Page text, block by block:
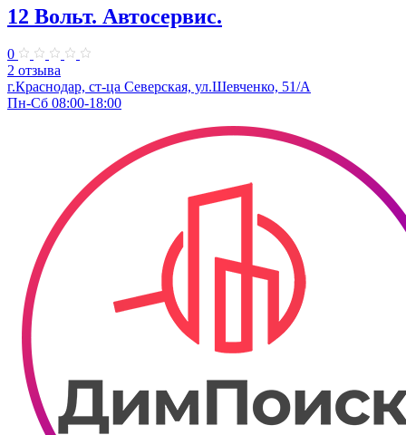
12 Вольт. Автосервис.
0
2 отзыва
г.Краснодар, ст-ца Северская, ул.Шевченко, 51/А
Пн-Сб 08:00-18:00